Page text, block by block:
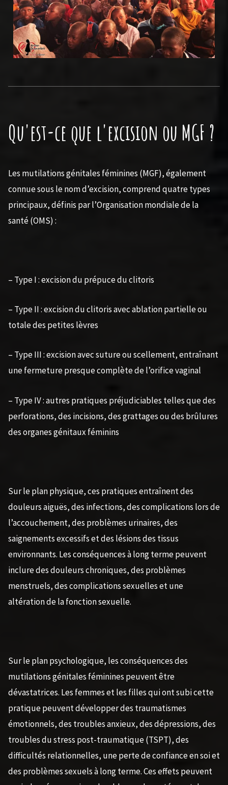
Qu'est-ce que l'excision ou MGF ?
Les mutilations génitales féminines (MGF), également
connue sous le nom d’excision, comprend quatre types
principaux, définis par l’Organisation mondiale de la
santé (OMS) :
– Type I : excision du prépuce du clitoris
– Type II : excision du clitoris avec ablation partielle ou
totale des petites lèvres
– Type III : excision avec suture ou scellement, entraînant
une fermeture presque complète de l’orifice vaginal
– Type IV : autres pratiques préjudiciables telles que des
perforations, des incisions, des grattages ou des brûlures
des organes génitaux féminins
Sur le plan physique, ces pratiques entraînent des
douleurs aiguës, des infections, des complications lors de
l’accouchement, des problèmes urinaires, des
saignements excessifs et des lésions des tissus
environnants. Les conséquences à long terme peuvent
inclure des douleurs chroniques, des problèmes
menstruels, des complications sexuelles et une
altération de la fonction sexuelle.
Sur le plan psychologique, les conséquences des
mutilations génitales féminines peuvent être
dévastatrices. Les femmes et les filles qui ont subi cette
pratique peuvent développer des traumatismes
émotionnels, des troubles anxieux, des dépressions, des
troubles du stress post-traumatique (TSPT), des
difficultés relationnelles, une perte de confiance en soi et
des problèmes sexuels à long terme. Ces effets peuvent